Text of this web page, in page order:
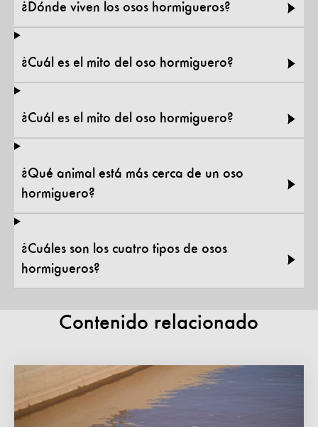
¿Dónde viven los osos hormigueros?
¿Cuál es el mito del oso hormiguero?
¿Cuál es el mito del oso hormiguero?
¿Qué animal está más cerca de un oso
hormiguero?
¿Cuáles son los cuatro tipos de osos
hormigueros?
Contenido relacionado